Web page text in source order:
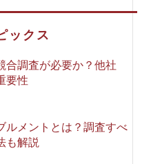
ックス
合調査が必要か？他社
要性
ルメントとは？調査すべ
も解説